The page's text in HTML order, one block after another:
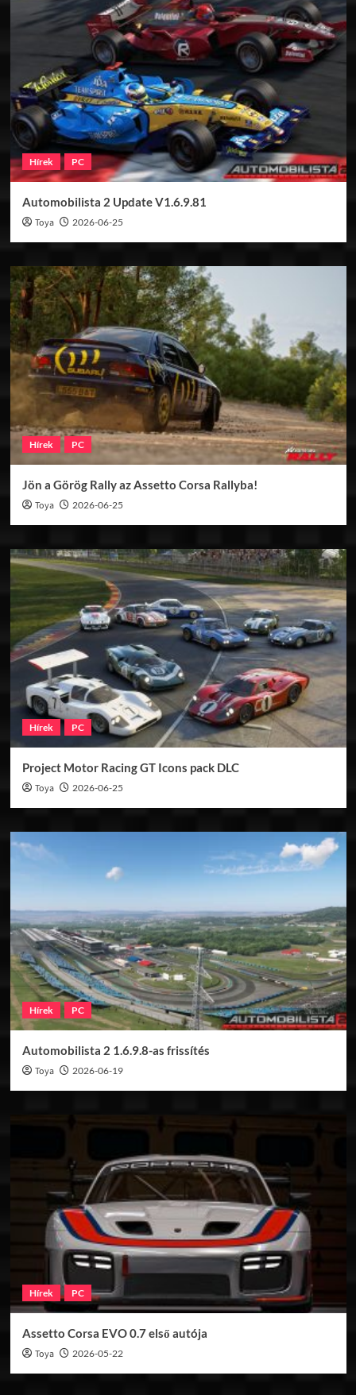
Hírek PC
Automobilista 2 Update V1.6.9.81
Toya 2026-06-25
Hírek PC
Jön a Görög Rally az Assetto Corsa Rallyba!
Toya 2026-06-25
Hírek PC
Project Motor Racing GT Icons pack DLC
Toya 2026-06-25
Hírek PC
Automobilista 2 1.6.9.8-as frissítés
Toya 2026-06-19
Hírek PC
Assetto Corsa EVO 0.7 első autója
Toya 2026-05-22